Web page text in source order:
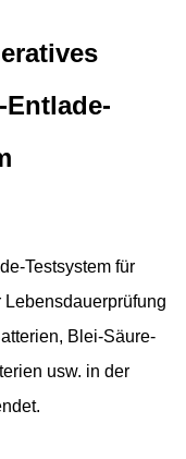
Entlade-
Testsystem für
Blei-Säure-
usw. in der